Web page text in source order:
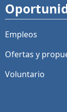
Empleos
Ofertas y
Voluntario